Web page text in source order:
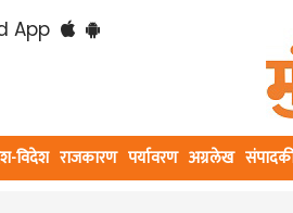
App
विदेश राजकारण पर्यावरण अग्रलेख